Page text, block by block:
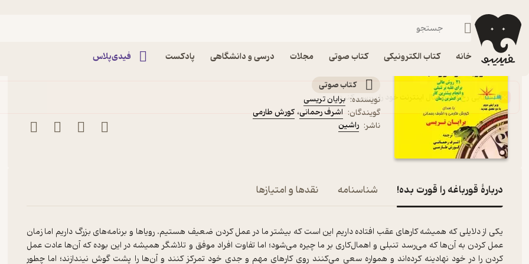
خانه کتاب الکترونیکی کتاب صوتی مجلات درسی و دانشگاهی پادکست فیدی‌پلاس
فیدیبو کتاب صوتی
کتاب صوتی قورباغه را قورت بده! اثر برایان تریسی
کتاب صوتی
نویسنده: برایان تریسی
گویندگان: اشرف رحمانی، کورش طارمی
ناشر: راشین
دربارۀ قورباغه را قورت بده! شناسنامه نقدها و امتیازها
یکی از دلایلی که همیشه کارهای عقب افتاده داریم این است که بیشتر ما در عمل کردن ضعیف هستیم. رویاها و برنامه‌های بزرگ داریم اما زمان
عمل کردن به آن‌ها که می‌رسد تنبلی و اهمال‌کاری بر ما چیره می‌شود؛ اما تفاوت افراد موفق و تلاشگر همیشه در این بوده که آن‌ها عادت عمل
کردن را در خود نهادینه کرده‌اند و همواره سعی می‌کنند روی کارهای مهم و جدی خود تمرکز کنند و آن‌ها را پشت گوش نیندازند؛ اما چطور